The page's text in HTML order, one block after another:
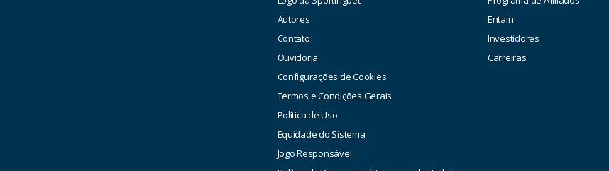
Autores
Contato
Ouvidoria
Configurações de Cookies
Termos e Condições Gerais
Política de Uso
Equidade do Sistema
Jogo Responsável
Entain
Investidores
Carreiras